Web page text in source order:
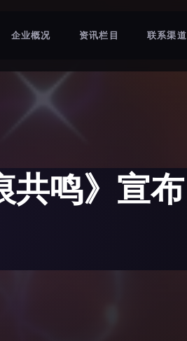
企业概况 资讯栏目 联系渠道
共鸣》宣布